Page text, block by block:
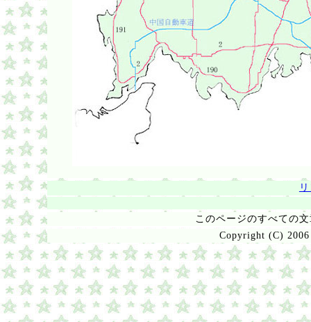
このページのすべての
Copyright (C)